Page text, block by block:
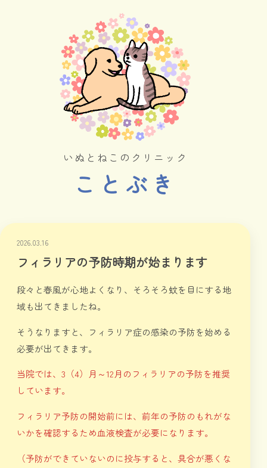
いぬとねこのクリニック
ことぶき
2026.03.16
フィラリアの予防時期が始まります
段々と春風が心地よくなり、そろそろ蚊を目にする地
域も出てきましたね。
そうなりますと、フィラリア症の感染の予防を始める
必要が出てきます。
当院では、3（4）月～12月のフィラリアの予防を推奨
しています。
フィラリア予防の開始前には、前年の予防のもれがな
いかを確認するため血液検査が必要になります。
（予防ができていないのに投与すると、具合が悪くな